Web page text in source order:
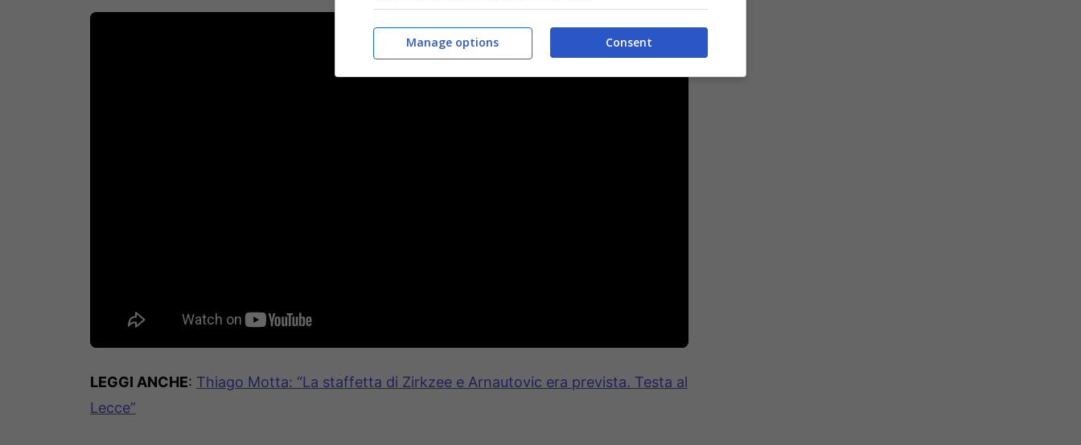
LEGGI ANCHE: Thiago Motta: “La staffetta di Zirkzee e Arnautovic era prevista. Testa al
Lecce”
Consent
Manage options